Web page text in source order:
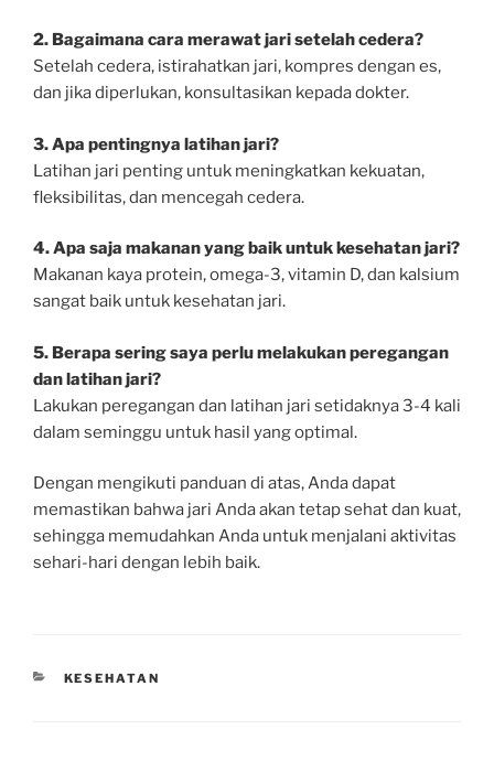
2. Bagaimana cara merawat jari setelah cedera?
Setelah cedera, istirahatkan jari, kompres dengan es,
dan jika diperlukan, konsultasikan kepada dokter.
3. Apa pentingnya latihan jari?
Latihan jari penting untuk meningkatkan kekuatan,
fleksibilitas, dan mencegah cedera.
4. Apa saja makanan yang baik untuk kesehatan jari?
Makanan kaya protein, omega-3, vitamin D, dan kalsium
sangat baik untuk kesehatan jari.
5. Berapa sering saya perlu melakukan peregangan
dan latihan jari?
Lakukan peregangan dan latihan jari setidaknya 3-4 kali
dalam seminggu untuk hasil yang optimal.
Dengan mengikuti panduan di atas, Anda dapat
memastikan bahwa jari Anda akan tetap sehat dan kuat,
sehingga memudahkan Anda untuk menjalani aktivitas
sehari-hari dengan lebih baik.
CATEGORIES
KESEHATAN